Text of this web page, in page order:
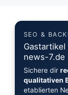
SEO &
Gastartikel
news-7.de
Sichere dir
qualitativen
etablierten